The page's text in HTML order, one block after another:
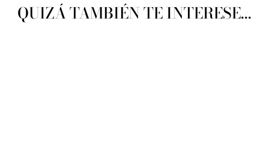
QUIZÁ TAMBIÉN TE INTERESE...